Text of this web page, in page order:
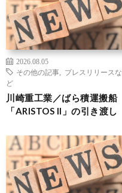
2026.08.05
その他の記事
プレスリリースな
ど
川崎重工業／ばら積運搬船
「ARISTOS II」の引き渡し